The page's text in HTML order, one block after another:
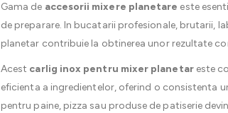
Gama de accesorii mixere planetare este
de preparare. In bucatarii profesionale, brutarii,
planetar contribuie la obtinerea unor rezultate
Acest carlig inox pentru mixer planetareste
eficienta a ingredientelor, oferind o consistenta
pentru paine, pizza sau produse de patiserie